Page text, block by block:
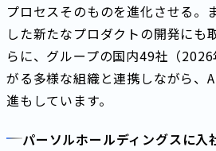
プロセスそのものを進化させる。
した新たなプロダクトの開発にも
らに、グループの国内49社（
がる多様な組織と連携しながら、
進もしています。
パーソルホールディングスに入